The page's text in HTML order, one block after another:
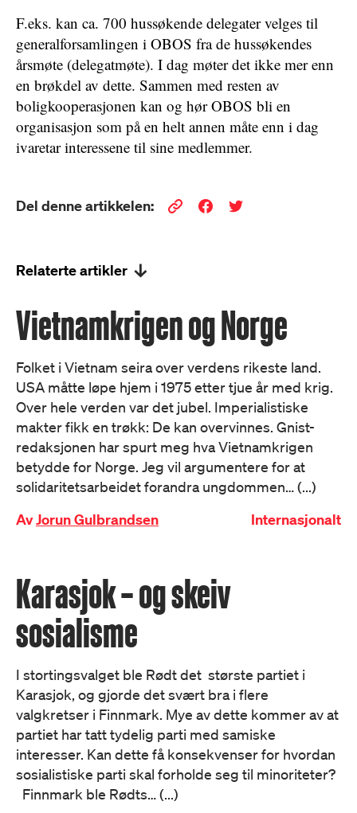
F.eks. kan ca. 700 hussøkende delegater velges til
generalforsamlingen i OBOS fra de hussøkendes
årsmøte (delegatmøte). I dag møter det ikke mer enn
en brøkdel av dette. Sammen med resten av
boligkooperasjonen kan og hør OBOS bli en
organisasjon som på en helt annen måte enn i dag
ivaretar interessene til sine medlemmer.
Del denne artikkelen:
Relaterte artikler
Vietnamkrigen og Norge
Folket i Vietnam seira over verdens rikeste land.
USA måtte løpe hjem i 1975 etter tjue år med krig.
Over hele verden var det jubel. Imperialistiske
makter fikk en trøkk: De kan overvinnes. Gnist-
redaksjonen har spurt meg hva Vietnamkrigen
betydde for Norge. Jeg vil argumentere for at
solidaritetsarbeidet forandra ungdommen… (...)
AvJorun Gulbrandsen Internasjonalt
Karasjok – og skeiv
sosialisme
I stortingsvalget ble Rødt det største partiet i
Karasjok, og gjorde det svært bra i flere
valgkretser i Finnmark. Mye av dette kommer av at
partiet har tatt tydelig parti med samiske
interesser. Kan dette få konsekvenser for hvordan
sosialistiske parti skal forholde seg til minoriteter?
Finnmark ble Rødts… (...)